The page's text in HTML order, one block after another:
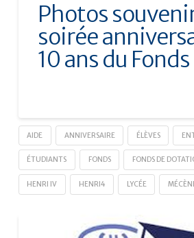
Photos
soirée
10 ans du Fonds
AIDE ANNIVERSAIRE ÉLÈVES
ÉTUDIANTS FONDS FONDS DE
HENRI IV HENRI4 LYCÉE